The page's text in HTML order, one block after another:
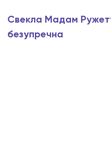
Свекла Мадам
безупречна